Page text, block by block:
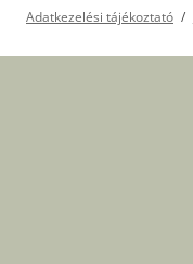
Adatkezelési tájékoztató